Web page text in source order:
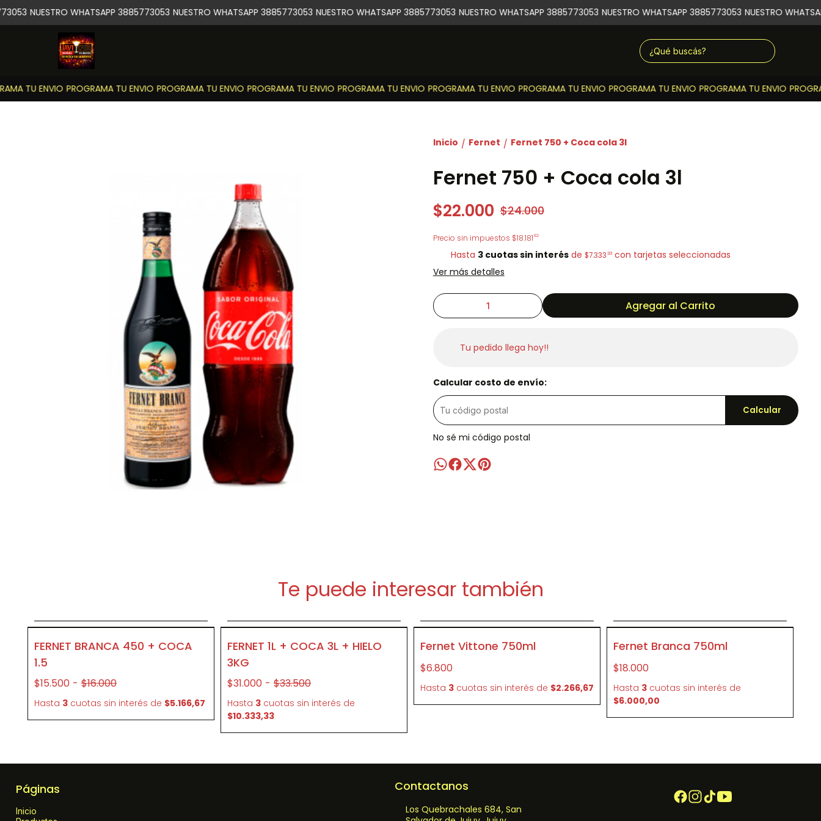
TU ENVIO PROGRAMA TU ENVIO PROGRAMA TU ENVIO PROGRAMA TU ENVIO PROGRAMA TU ENVIO PROGRAMA TU ENVIO PROGRAMA TU ENVIO PROGRAMA TU ENVIO PROGRAMA TU ENVIO
NUESTRO WHATSAPP 3885773053 NUESTRO WHATSAPP 3885773053 NUESTRO WHATSAPP 3885773053 NUESTRO WHATSAPP 3885773053 NUESTRO WHATSAPP 3885773053 NUESTRO
Inicio / Fernet / Fernet 750 + Coca cola 3l
Fernet 750 + Coca cola 3l
$22.000 $24.000
Precio sin impuestos $18.18182
Hasta 3 cuotas sin interésde $7.33333con tarjetas seleccionadas
Ver más detalles
Agregar al Carrito
Tu pedido llega hoy!!
Calcular costo de envío:
Calcular
No sé mi código postal
Te puede interesar también
FERNET BRANCA 450 + COCA
1.5
$15.500 - $16.000
Hasta 3 cuotas sin interés de $5.166,67
FERNET 1L + COCA 3L + HIELO
3KG
$31.000 - $33.500
Hasta 3 cuotas sin interés de
$10.333,33
Fernet Vittone 750ml
$6.800
Hasta 3 cuotas sin interés de $2.266,67
Fernet Branca 750ml
$18.000
Hasta 3 cuotas sin interés de
$6.000,00
Páginas
Inicio
Contactanos
Los Quebrachales 684, San